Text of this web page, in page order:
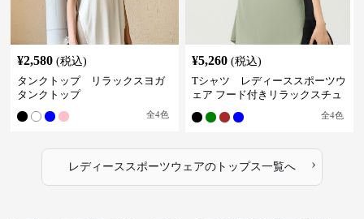
¥2,580 (税込)
タンクトップ リラックスヨガ
タンクトップ
全4色
¥5,260 (税込)
Tシャツ レディーススポーツウ
ェア フード付きリラックスチュ
全4色
レディーススポーツウェアのトップス一覧へ ›